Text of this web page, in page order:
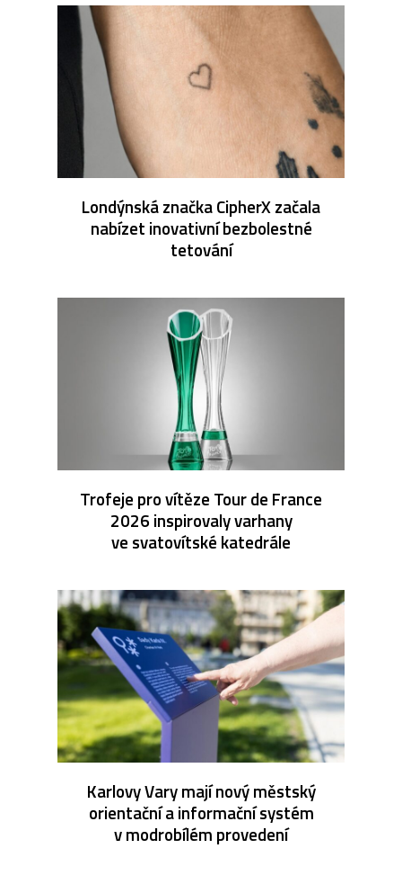
Londýnská značka CipherX začala
nabízet inovativní bezbolestné
tetování
Trofeje pro vítěze Tour de France
2026 inspirovaly varhany
ve svatovítské katedrále
Karlovy Vary mají nový městský
orientační a informační systém
v modrobílém provedení